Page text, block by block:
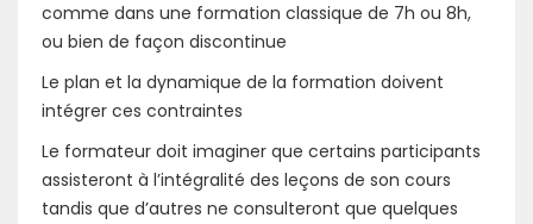
comme dans une formation classique de 7h ou 8h,
ou bien de façon discontinue
Le plan et la dynamique de la formation doivent
intégrer ces contraintes
Le formateur doit imaginer que certains participants
assisteront à l’intégralité des leçons de son cours
tandis que d’autres ne consulteront que quelques